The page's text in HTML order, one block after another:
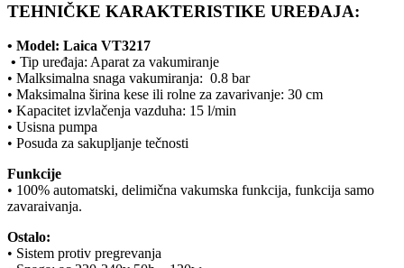
TEHNIČKE KARAKTERISTIKE UREĐAJA:
• Model: Laica VT3217
• Tip uređaja: Aparat za vakumiranje
• Malksimalna snaga vakumiranja: 0.8 bar
• Maksimalna širina kese ili rolne za zavarivanje: 30 cm
• Kapacitet izvlačenja vazduha: 15 l/min
• Usisna pumpa
• Posuda za sakupljanje tečnosti
Funkcije
• 100% automatski, delimična vakumska funkcija, funkcija samo
zavaraivanja.
Ostalo:
• Sistem protiv pregrevanja